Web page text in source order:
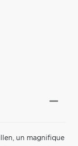
un magnifique